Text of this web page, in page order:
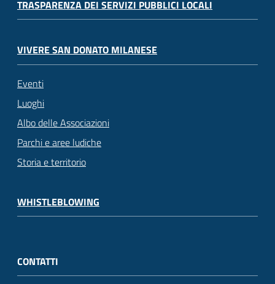
TRASPARENZA DEI SERVIZI PUBBLICI LOCALI
VIVERE SAN DONATO MILANESE
Eventi
Luoghi
Albo delle Associazioni
Parchi e aree ludiche
Storia e territorio
WHISTLEBLOWING
CONTATTI